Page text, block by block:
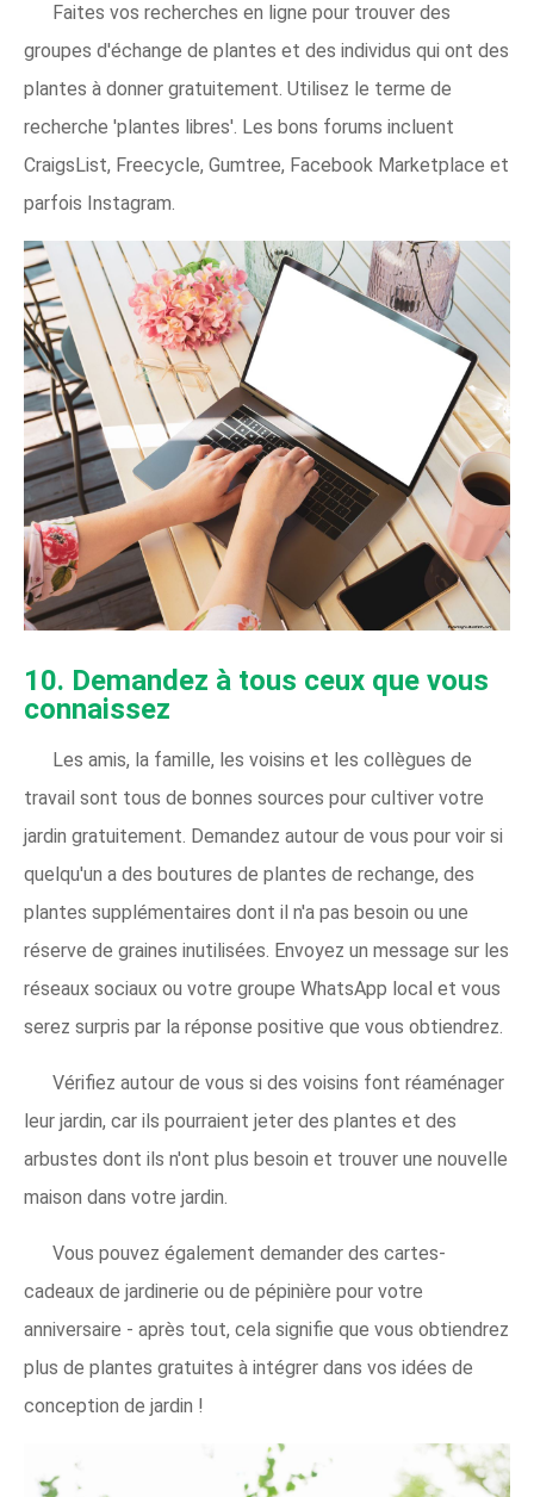
Faites vos recherches en ligne pour trouver des
groupes d'échange de plantes et des individus qui ont des
plantes à donner gratuitement. Utilisez le terme de
recherche 'plantes libres'. Les bons forums incluent
CraigsList, Freecycle, Gumtree, Facebook Marketplace et
parfois Instagram.
10. Demandez à tous ceux que vous
connaissez
Les amis, la famille, les voisins et les collègues de
travail sont tous de bonnes sources pour cultiver votre
jardin gratuitement. Demandez autour de vous pour voir si
quelqu'un a des boutures de plantes de rechange, des
plantes supplémentaires dont il n'a pas besoin ou une
réserve de graines inutilisées. Envoyez un message sur les
réseaux sociaux ou votre groupe WhatsApp local et vous
serez surpris par la réponse positive que vous obtiendrez.
Vérifiez autour de vous si des voisins font réaménager
leur jardin, car ils pourraient jeter des plantes et des
arbustes dont ils n'ont plus besoin et trouver une nouvelle
maison dans votre jardin.
Vous pouvez également demander des cartes-
cadeaux de jardinerie ou de pépinière pour votre
anniversaire - après tout, cela signifie que vous obtiendrez
plus de plantes gratuites à intégrer dans vos idées de
conception de jardin !